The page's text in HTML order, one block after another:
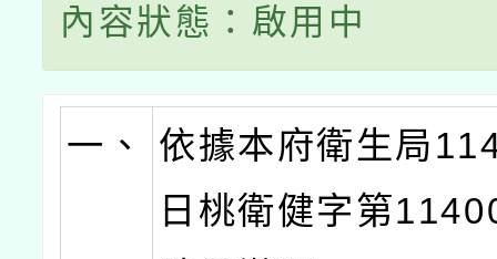
內容狀態：啟用中
一、
依據本府衛生局
日桃衛健字第